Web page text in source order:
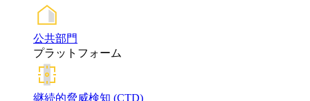
公共部門
プラットフォーム
継続的脅威検知 (CTD)